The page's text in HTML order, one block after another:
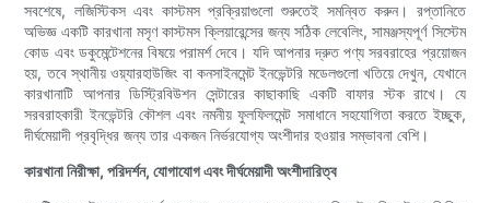
সবশেষে, লজিস্টিকস এবং কাস্টমস প্রক্রিয়াগুলো শুরুতেই সমন্বিত করুন। রপ্তানিতে
অভিজ্ঞ একটি কারখানা মসৃণ কাস্টমস ক্লিয়ারেন্সের জন্য সঠিক লেবেলিং, সামঞ্জস্যপূর্ণ সিস্টেম
কোড এবং ডকুমেন্টেশনের বিষয়ে পরামর্শ দেবে। যদি আপনার দ্রুত পণ্য সরবরাহের প্রয়োজন
হয়, তবে স্থানীয় ওয়্যারহাউজিং বা কনসাইনমেন্ট ইনভেন্টরি মডেলগুলো খতিয়ে দেখুন, যেখানে
কারখানাটি আপনার ডিস্ট্রিবিউশন সেন্টারের কাছাকাছি একটি বাফার স্টক রাখে। যে
সরবরাহকারী ইনভেন্টরি কৌশল এবং নমনীয় ফুলফিলমেন্ট সমাধানে সহযোগিতা করতে ইচ্ছুক,
দীর্ঘমেয়াদী প্রবৃদ্ধির জন্য তার একজন নির্ভরযোগ্য অংশীদার হওয়ার সম্ভাবনা বেশি।
কারখানা নিরীক্ষা, পরিদর্শন, যোগাযোগ এবং দীর্ঘমেয়াদী অংশীদারিত্ব